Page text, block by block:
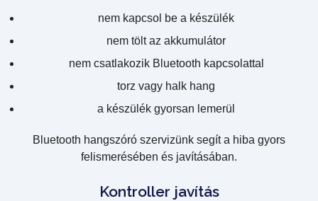
nem kapcsol be a készülék
nem tölt az akkumulátor
nem csatlakozik Bluetooth kapcsolattal
torz vagy halk hang
a készülék gyorsan lemerül
Bluetooth hangszóró szervizünk segít a hiba gyors
felismerésében és javításában.
Kontroller javítás